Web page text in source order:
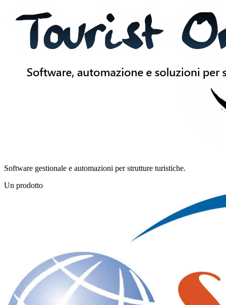
Software gestionale e automazioni per strutture turistiche.
Un prodotto